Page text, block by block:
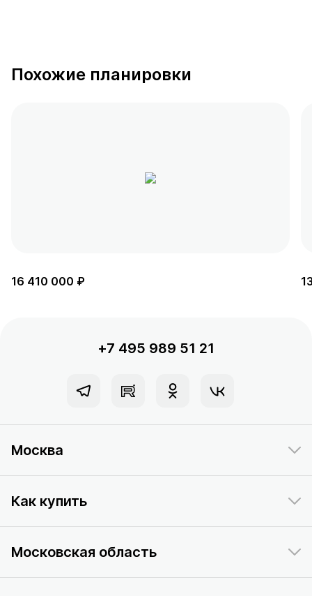
Похожие планировки
16 410 000 ₽
+7 495 989 51 21
Москва
Как купить
Московская область